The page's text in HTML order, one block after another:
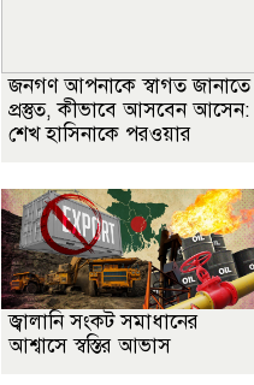
জনগণ আপনাকে স্বাগত জানাতে
প্রস্তুত, কীভাবে আসবেন আসেন:
শেখ হাসিনাকে পরওয়ার
জ্বালানি সংকট সমাধানের
আশ্বাসে স্বস্তির আভাস